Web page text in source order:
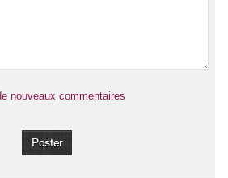
nouveaux commentaires